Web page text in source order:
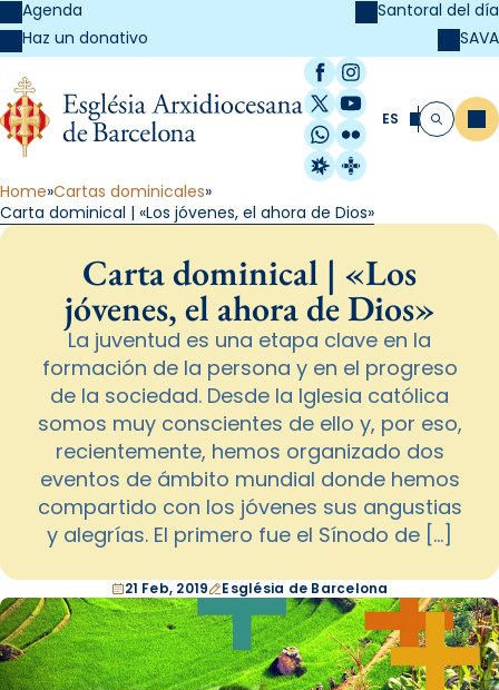
Agenda
Haz un donativo
Santoral del día
SAVA
Facebook
Instagram
X / Twitter
YouTube
WhatsApp
Flickr
Radio Estel
Catalunya
ES Buscar
Home Cartas dominicales
Carta dominical | «Los jóvenes, el ahora de Dios»
Carta dominical | «Los
jóvenes, el ahora de Dios»
La juventud es una etapa clave en la
formación de la persona y en el progreso
de la sociedad. Desde la Iglesia católica
somos muy conscientes de ello y, por eso,
recientemente, hemos organizado dos
eventos de ámbito mundial donde hemos
compartido con los jóvenes sus angustias
y alegrías. El primero fue el Sínodo de […]
21 Feb, 2019 Església de Barcelona